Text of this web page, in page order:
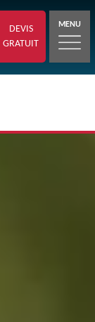
DEVIS
GRATUIT
MENU